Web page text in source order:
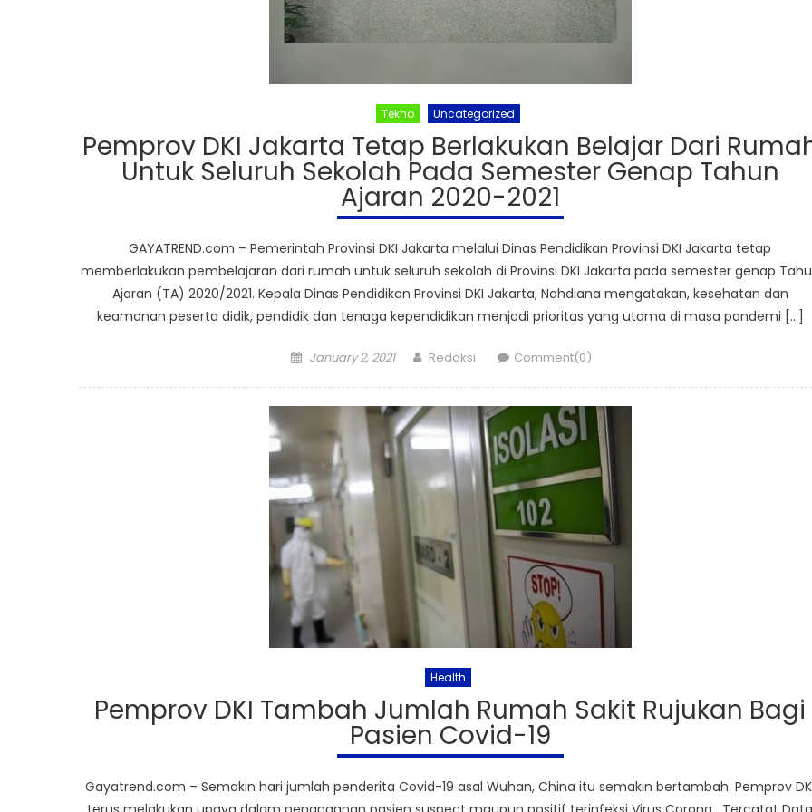
Tekno Uncategorized
Pemprov DKI Jakarta Tetap Berlakukan Belajar Dari
Untuk Seluruh Sekolah Pada Semester Genap Tahun
Ajaran 2020-2021
GAYATREND.com – Pemerintah Provinsi DKI Jakarta melalui Dinas Pendidikan Provinsi DKI Jakarta tetap
memberlakukan pembelajaran dari rumah untuk seluruh sekolah di Provinsi DKI Jakarta pada semester genap
Ajaran (TA) 2020/2021. Kepala Dinas Pendidikan Provinsi DKI Jakarta, Nahdiana mengatakan, kesehatan dan
keamanan peserta didik, pendidik dan tenaga kependidikan menjadi prioritas yang utama di masa pandemi […]
Posted
January 2, 2021 Author
Redaksi Comment(0)
Health
Pemprov DKI Tambah Jumlah Rumah Sakit Rujukan Bagi
Pasien Covid-19
Gayatrend.com – Semakin hari jumlah penderita Covid-19 asal Wuhan, China itu semakin bertambah. Pemprov